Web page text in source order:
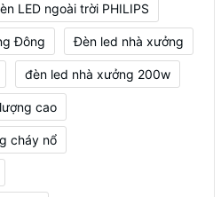
LED ngoài trời PHILIPS
Đông Đèn led nhà xưởng
đèn led nhà xưởng 200w
cao
cháy nổ